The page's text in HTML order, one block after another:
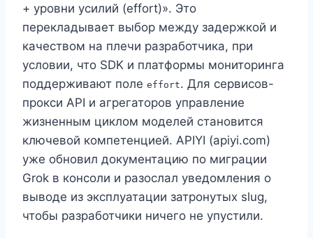
+ уровни усилий (effort)». Это
перекладывает выбор между задержкой и
качеством на плечи разработчика, при
условии, что SDK и платформы мониторинга
поддерживают поле effort. Для сервисов-
прокси API и агрегаторов управление
жизненным циклом моделей становится
ключевой компетенцией. APIYI (apiyi.com)
уже обновил документацию по миграции
Grok в консоли и разослал уведомления о
выводе из эксплуатации затронутых slug,
чтобы разработчики ничего не упустили.